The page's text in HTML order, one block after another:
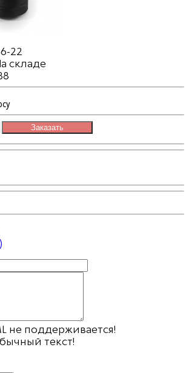
22
складе
Заказать
не поддерживается!
текст!